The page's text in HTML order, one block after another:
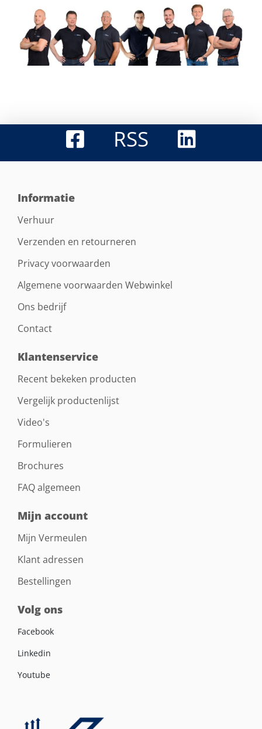
RSS
Informatie
Verhuur
Verzenden en retourneren
Privacy voorwaarden
Algemene voorwaarden Webwinkel
Ons bedrijf
Contact
Klantenservice
Recent bekeken producten
Vergelijk productenlijst
Video's
Formulieren
Brochures
FAQ algemeen
Mijn account
Mijn Vermeulen
Klant adressen
Bestellingen
Volg ons
Facebook
Linkedin
Youtube